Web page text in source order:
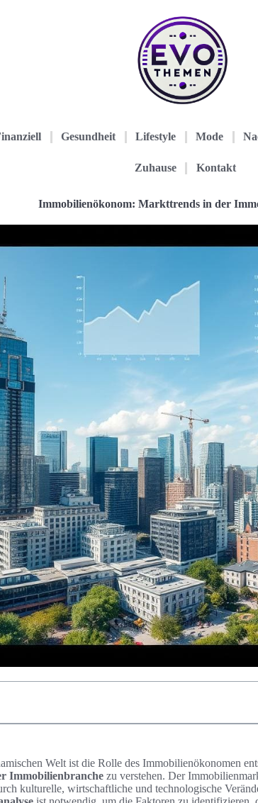
Gesundheit Lifestyle Mode
Zuhause Kontakt
Immobilienökonom: Markttrends in der
Welt ist die Rolle des Immobilienökonomen
Immobilienbranche zu verstehen. Der
kulturelle, wirtschaftliche und technologische